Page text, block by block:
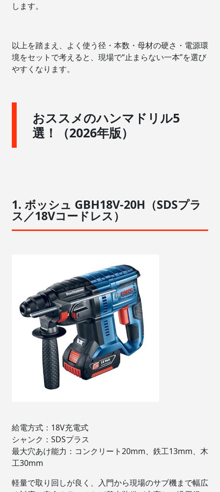
します。
以上を踏まえ、よく使う径・本数・母材の硬さ・電源環
境をセットで考えると、現場で“止まらない一本”を選び
やすくなります。
おススメのハンマドリル5
選！（2026年版）
1. ボッシュ GBH18V-20H（SDSプラ
ス／18Vコードレス）
給電方式：18V充電式
シャンク：SDSプラス
最大穴あけ能力：コンクリート20mm、鉄工13mm、木
工30mm
軽量で取り回しが良く、入門から現場のサブ機まで幅広